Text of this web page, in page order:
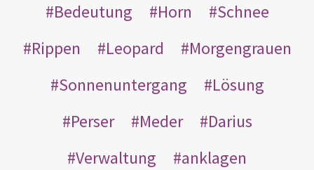
Bedeutung
Horn
Schnee
Rippen
Leopard
Morgengrauen
Sonnenuntergang
Lösung
Perser
Meder
Darius
Verwaltung
anklagen